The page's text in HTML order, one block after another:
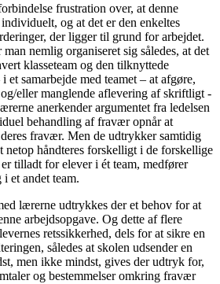
frustration over, at denne
og at det er den enkeltes
der ligger til grund for arbejdet.
nemlig organiseret sig således, at det
klasseteam og den tilknyttede
et samarbejde med teamet – at afgøre,
eller manglende aflevering af skriftligt
anerkender argumentet fra ledelsen
behandling af fravær opnår at
fravær. Men de udtrykker samtidig
håndteres forskelligt i de forskellige
tilladt for elever i ét team, medfører
et andet team.
lærerne udtrykkes der et behov for at
arbejdsopgave. Og dette af flere
retssikkerhed, dels for at sikre en
således at skolen udsender en
men ikke mindst, gives der udtryk for,
og bestemmelser omkring fravær